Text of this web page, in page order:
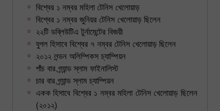
বিশ্বের ১ নম্বর মহিলা টেনিস খেলোয়াড়
বিশ্বের ১ নম্বর জুনিয়র টেনিস খেলোয়াড় ছিলেন
২২টি ডব্লিউটিএ টুর্নামেন্টের বিজয়ী
যুগল হিসাবে বিশ্বের ৭ নম্বর টেনিস খেলোয়াড় ছিলেন
২০১২ লন্ডন অলিম্পিকস চ্যাম্পিয়ন
পাঁচ বার গ্র্যান্ড স্লাম ফাইনালিস্ট
চার বার গ্র্যান্ড স্লাম চ্যাম্পিয়ন
একক হিসাবে বিশ্বের ১ নম্বর মহিলা টেনিস খেলোয়াড় ছিলেন
(২০১২)